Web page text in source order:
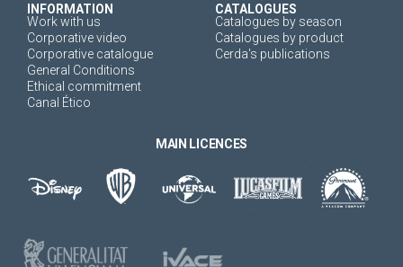
INFORMATION
Work with us
Corporative video
Corporative catalogue
General Conditions
Ethical commitment
Canal Ético
CATALOGUES
Catalogues by season
Catalogues by product
Cerda's publications
MAIN LICENCES